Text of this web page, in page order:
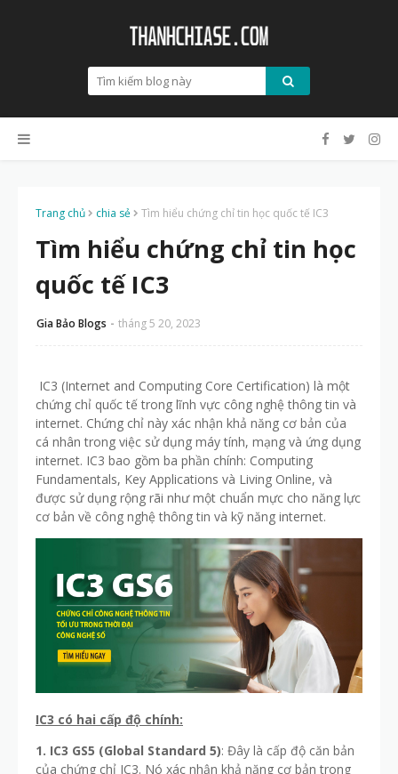
Trang chủ chia sẻ Tìm hiểu chứng chỉ tin học quốc tế IC3
Tìm hiểu chứng chỉ tin học
quốc tế IC3
Gia Bảo Blogs tháng 5 20, 2023
IC3 (Internet and Computing Core Certification) là một
chứng chỉ quốc tế trong lĩnh vực công nghệ thông tin và
internet. Chứng chỉ này xác nhận khả năng cơ bản của
cá nhân trong việc sử dụng máy tính, mạng và ứng dụng
internet. IC3 bao gồm ba phần chính: Computing
Fundamentals, Key Applications và Living Online, và
được sử dụng rộng rãi như một chuẩn mực cho năng lực
cơ bản về công nghệ thông tin và kỹ năng internet.
IC3 có hai cấp độ chính:
1. IC3 GS5 (Global Standard 5): Đây là cấp độ căn bản
của chứng chỉ IC3. Nó xác nhận khả năng cơ bản trong